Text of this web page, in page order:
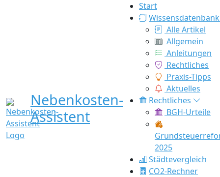
Nebenkosten-
Assistent
Start
Wissensdatenbank
Alle Artikel
Allgemein
Anleitungen
Rechtliches
Praxis-Tipps
Aktuelles
Rechtliches
BGH-Urteile
2025
Städtevergleich
CO2-Rechner